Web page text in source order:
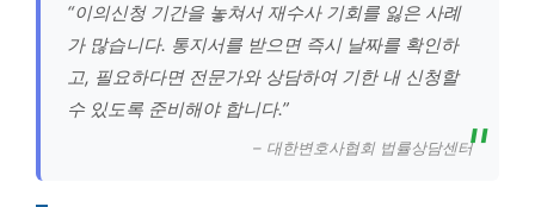
“이의신청 기간을 놓쳐서 재수사 기회를 잃은 사례
가 많습니다. 통지서를 받으면 즉시 날짜를 확인하
고, 필요하다면 전문가와 상담하여 기한 내 신청할
수 있도록 준비해야 합니다.”
– 대한변호사협회 법률상담센터